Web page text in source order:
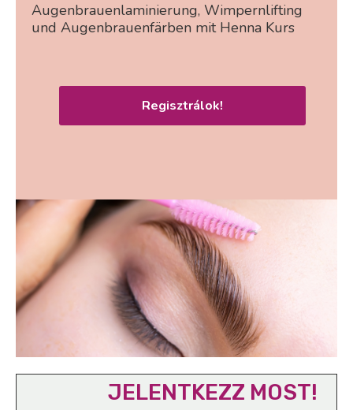
Augenbrauenlaminierung, Wimpernlifting
und Augenbrauenfärben mit Henna Kurs
Regisztrálok!
JELENTKEZZ MOST!